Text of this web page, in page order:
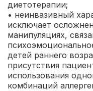
диетотерапии;
• неинвазивный
исключает
манипуляциях,
детей раннего
присутствия
использования
комбинаций